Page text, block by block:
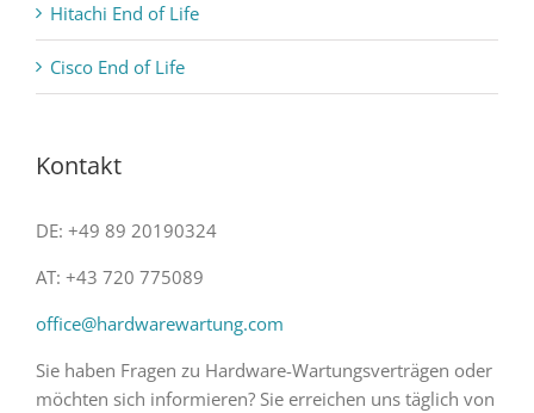
Hitachi End of Life
Cisco End of Life
Kontakt
DE: +49 89 20190324
AT: +43 720 775089
office@hardwarewartung.com
Sie haben Fragen zu Hardware-Wartungsverträgen oder
möchten sich informieren? Sie erreichen uns täglich von